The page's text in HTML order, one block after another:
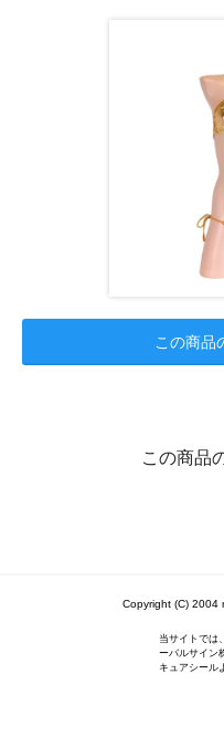
この商品
この商品
Copyright (C) 2004
当サイトでは
ーバルサイン
キュアシール